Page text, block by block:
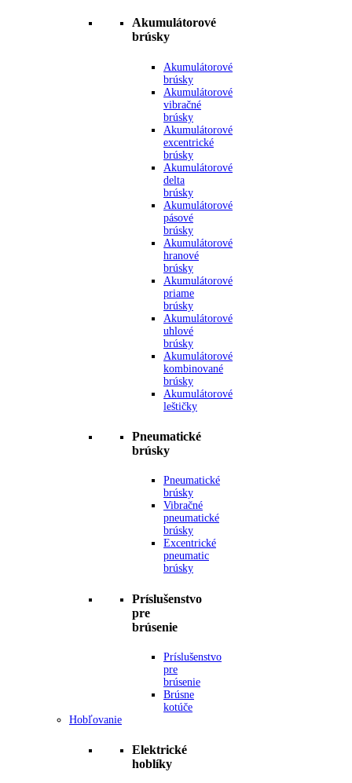
Akumulátorové
brúsky
Akumulátorové
brúsky
Akumulátorové
vibračné
brúsky
Akumulátorové
excentrické
brúsky
Akumulátorové
delta
brúsky
Akumulátorové
pásové
brúsky
Akumulátorové
hranové
brúsky
Akumulátorové
priame
brúsky
Akumulátorové
uhlové
brúsky
Akumulátorové
kombinované
brúsky
Akumulátorové
leštičky
Pneumatické
brúsky
Pneumatické
brúsky
Vibračné
pneumatické
brúsky
Excentrické
pneumatic
brúsky
Príslušenstvo
pre
brúsenie
Príslušenstvo
pre
brúsenie
Brúsne
kotúče
Hobľovanie
Elektrické
hoblíky